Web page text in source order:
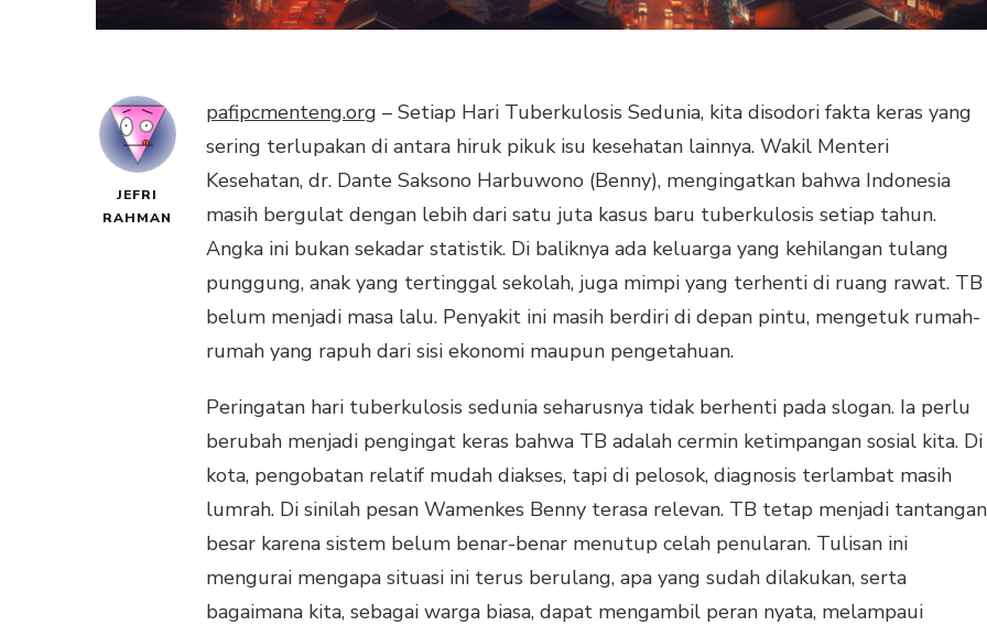
JEFRI
RAHMAN
pafipcmenteng.org – Setiap Hari Tuberkulosis Sedunia, kita disodori fakta keras yang
sering terlupakan di antara hiruk pikuk isu kesehatan lainnya. Wakil Menteri
Kesehatan, dr. Dante Saksono Harbuwono (Benny), mengingatkan bahwa Indonesia
masih bergulat dengan lebih dari satu juta kasus baru tuberkulosis setiap tahun.
Angka ini bukan sekadar statistik. Di baliknya ada keluarga yang kehilangan tulang
punggung, anak yang tertinggal sekolah, juga mimpi yang terhenti di ruang rawat. TB
belum menjadi masa lalu. Penyakit ini masih berdiri di depan pintu, mengetuk rumah-
rumah yang rapuh dari sisi ekonomi maupun pengetahuan.
Peringatan hari tuberkulosis sedunia seharusnya tidak berhenti pada slogan. Ia perlu
berubah menjadi pengingat keras bahwa TB adalah cermin ketimpangan sosial kita. Di
kota, pengobatan relatif mudah diakses, tapi di pelosok, diagnosis terlambat masih
lumrah. Di sinilah pesan Wamenkes Benny terasa relevan. TB tetap menjadi tantangan
besar karena sistem belum benar-benar menutup celah penularan. Tulisan ini
mengurai mengapa situasi ini terus berulang, apa yang sudah dilakukan, serta
bagaimana kita, sebagai warga biasa, dapat mengambil peran nyata, melampaui